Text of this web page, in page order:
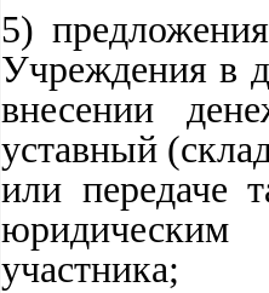
5)
Учреждения в
внесении
уставный
или передаче
участника;